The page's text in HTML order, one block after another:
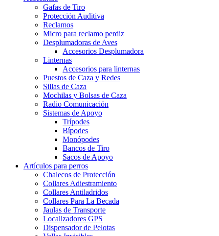
Gafas de Tiro
Protección Auditiva
Reclamos
Micro para reclamo perdiz
Desplumadoras de Aves
Accesorios Desplumadora
Linternas
Accesorios para linternas
Puestos de Caza y Redes
Sillas de Caza
Mochilas y Bolsas de Caza
Radio Comunicación
Sistemas de Apoyo
Trípodes
Bípodes
Monópodes
Bancos de Tiro
Sacos de Apoyo
Artículos para perros
Chalecos de Protección
Collares Adiestramiento
Collares Antiladridos
Collares Para La Becada
Jaulas de Transporte
Localizadores GPS
Dispensador de Pelotas